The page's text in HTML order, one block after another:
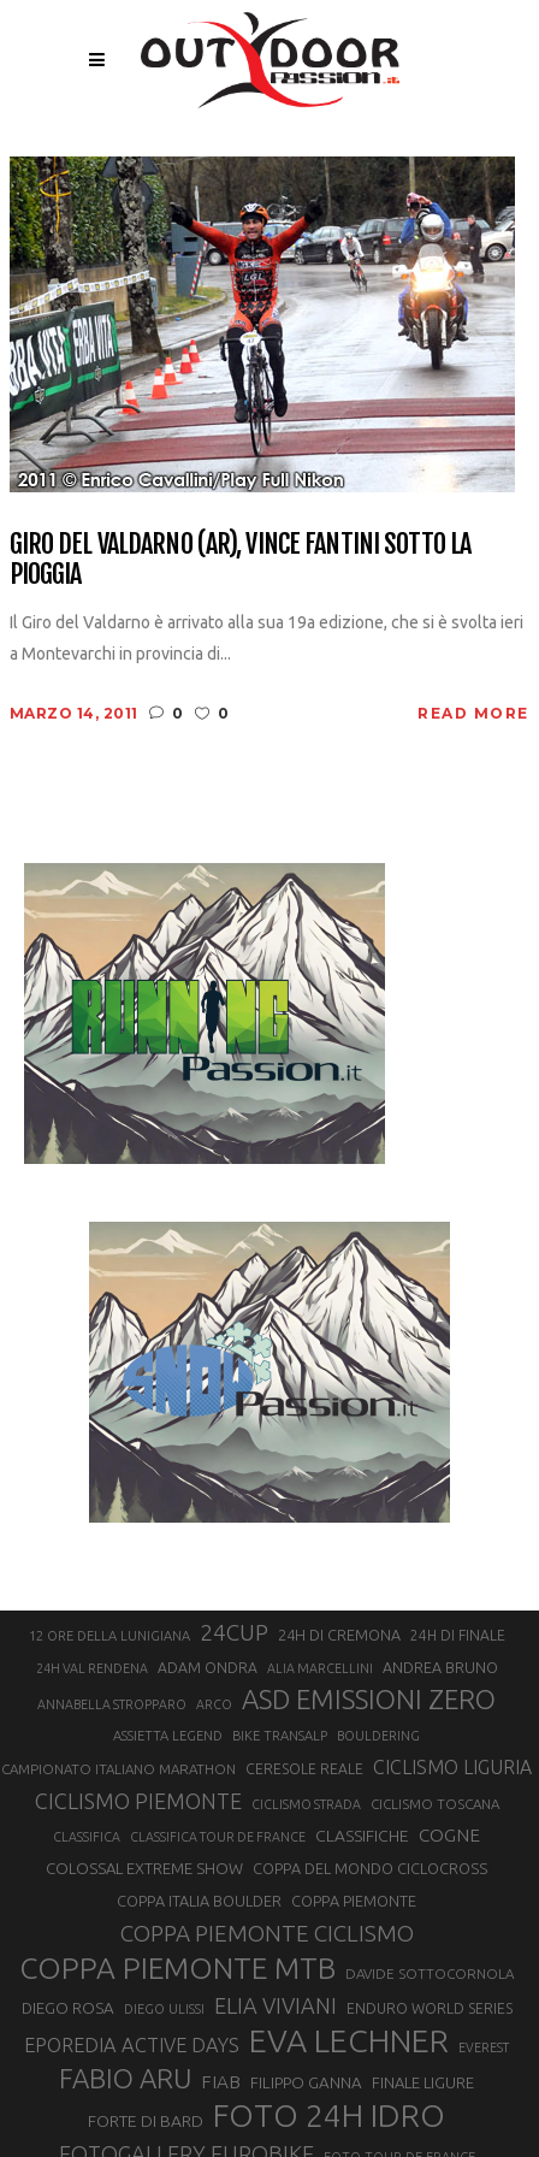
GIRO DEL VALDARNO (AR), VINCE FANTINI SOTTO LA
PIOGGIA
Il Giro del Valdarno è arrivato alla sua 19a edizione, che si è svolta ieri
a Montevarchi in provincia di...
MARZO 14, 2011 0 0 READ MORE
12 ORE DELLA LUNIGIANA 24CUP 24H DI CREMONA 24H DI FINALE
24H VAL RENDENA ADAM ONDRA ALIA MARCELLINI ANDREA BRUNO
ANNABELLA STROPPARO ARCO ASD EMISSIONI ZERO
ASSIETTA LEGEND BIKE TRANSALP BOULDERING
CAMPIONATO ITALIANO MARATHON CERESOLE REALE CICLISMO LIGURIA
CICLISMO PIEMONTE CICLISMO STRADA CICLISMO TOSCANA
CLASSIFICA CLASSIFICA TOUR DE FRANCE CLASSIFICHE COGNE
COLOSSAL EXTREME SHOW
COPPA DEL MONDO CICLOCROSS
COPPA ITALIA BOULDER
COPPA PIEMONTE
COPPA PIEMONTE CICLISMO
COPPA PIEMONTE MTB DAVIDE SOTTOCORNOLA
DIEGO ROSA DIEGO ULISSI ELIA VIVIANI ENDURO WORLD SERIES
EPOREDIA ACTIVE DAYS EVA LECHNER EVEREST
FABIO ARU FIAB FILIPPO GANNA FINALE LIGURE
FORTE DI BARD FOTO 24H IDRO